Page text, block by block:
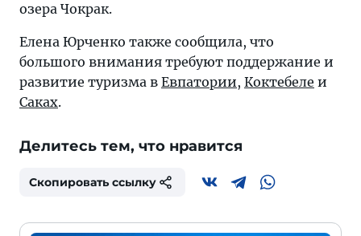
озера Чокрак.
Елена Юрченко также сообщила, что
большого внимания требуют поддержание и
развитие туризма в Евпатории, Коктебеле и
Саках.
Делитесь тем, что нравится
Скопировать ссылку